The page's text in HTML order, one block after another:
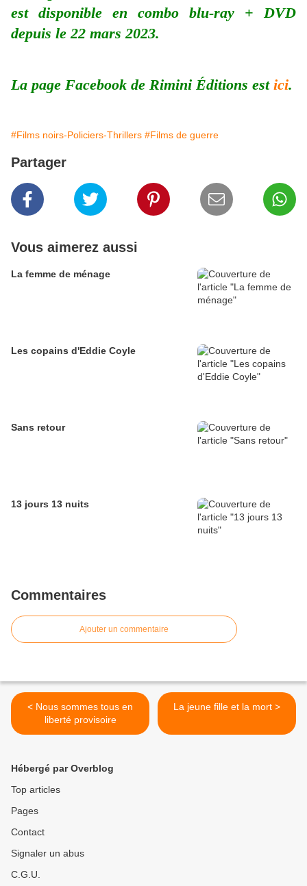
est disponible en combo blu-ray + DVD
depuis le 22 mars 2023.
La page Facebook de Rimini Éditions est ici.
#Films noirs-Policiers-Thrillers #Films de guerre
Partager
Vous aimerez aussi
La femme de ménage
Les copains d'Eddie Coyle
Sans retour
13 jours 13 nuits
Commentaires
Ajouter un commentaire
< Nous sommes tous en
liberté provisoire
La jeune fille et la mort >
Hébergé par Overblog
Top articles
Pages
Contact
Signaler un abus
C.G.U.